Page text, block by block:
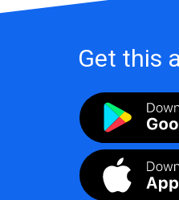
Get this